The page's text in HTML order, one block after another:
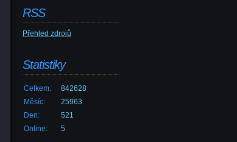
RSS
Přehled zdrojů
Statistiky
Online: 5
Celkem:
842628
Měsíc:
25963
Den:
521